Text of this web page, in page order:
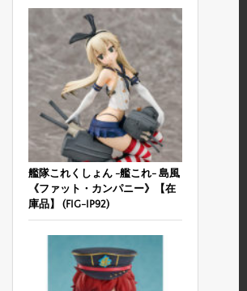
艦隊これくしょん -艦これ- 島風
《ファット・カンパニー》【在
庫品】 (FIG-IP92)